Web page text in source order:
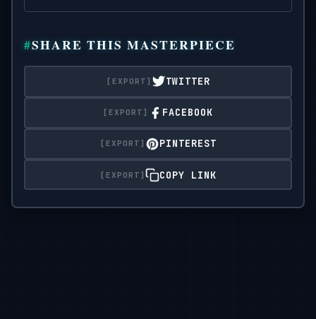
种不同的姿势（3x3
“抓头发爱心”姿势：一人俏皮地抓着头发，另一人用双手比出
“双手心形”姿势：两位伴侣用双手在中心形成一个大大的心形
“捏手臂”姿势：两人双臂交叉，其中一人或两人都轻轻捏着对
第二排：4.“双臂交叉大爱心”姿势：两人双臂交叉，用空着的
第三排：7.“双臂交叉撅嘴”姿势：两人双臂交叉，略带夸张的
SHARE THIS MASTERPIECE
TWITTER
FACEBOOK
PINTEREST
COPY LINK